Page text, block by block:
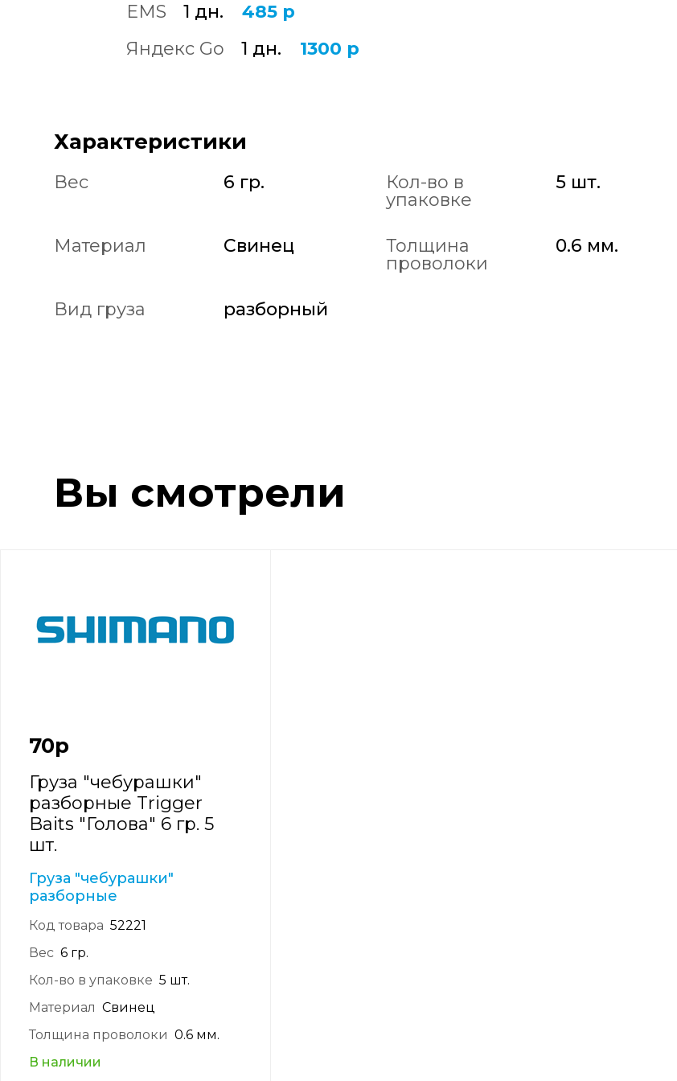
EMS
1 дн.
485 р
Яндекс Go
1 дн. 1300 р
Характеристики
Вес 6 гр.
Кол-во в
упаковке
5 шт.
Материал Свинец
Толщина
проволоки
0.6 мм.
Вид груза разборный
Вы смотрели
70р
Груза "чебурашки"
разборные Trigger
Baits "Голова" 6 гр. 5
шт.
Груза "чебурашки"
разборные
Код товара 52221
Вес 6 гр.
Кол-во в упаковке 5 шт.
Материал Свинец
Толщина проволоки 0.6 мм.
В наличии